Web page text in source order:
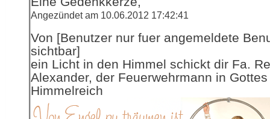
Angezündet am 10.06.2012 17:42:41
Von [Benutzer nur fuer angemeldete
sichtbar]
ein Licht in den Himmel schickt dir Fa.
Alexander, der Feuerwehrmann in Gottes
Himmelreich